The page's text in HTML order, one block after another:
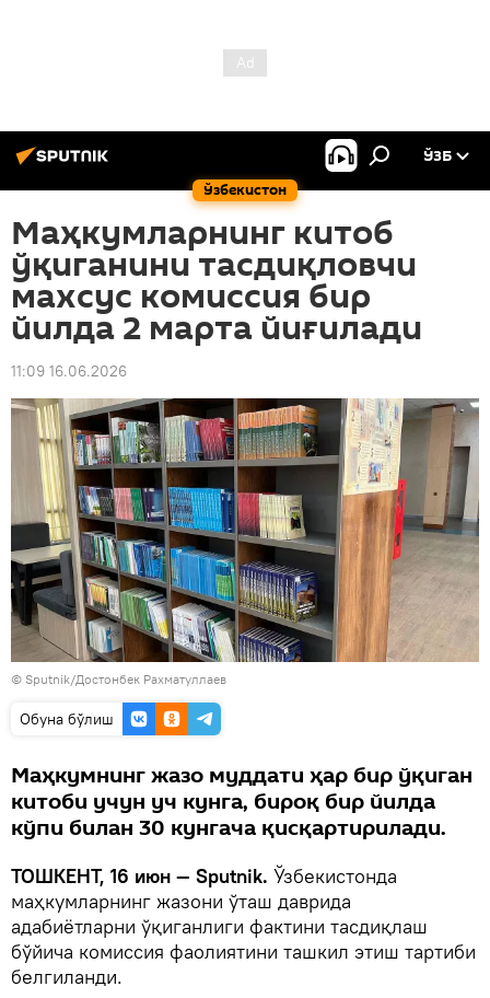
Ўзбекистон
ЎЗБ
Маҳкумларнинг китоб
ўқиганини тасдиқловчи
махсус комиссия бир
йилда 2 марта йиғилади
11:09 16.06.2026
© Sputnik/Достонбек Рахматуллаев
Oбуна бўлиш
Маҳкумнинг жазо муддати ҳар бир ўқиган
китоби учун уч кунга, бироқ бир йилда
кўпи билан 30 кунгача қисқартирилади.
ТОШКЕНТ, 16 июн — Sputnik. Ўзбекистонда
маҳкумларнинг жазони ўташ даврида
адабиётларни ўқиганлиги фактини тасдиқлаш
бўйича комиссия фаолиятини ташкил этиш тартиби
белгиланди.